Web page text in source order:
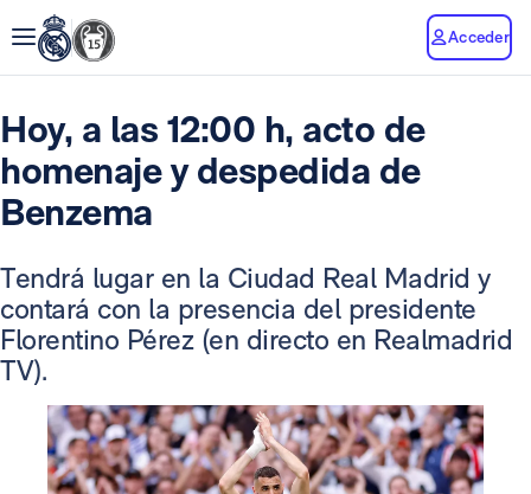
Acceder
Hoy, a las 12:00 h, acto de
homenaje y despedida de
Benzema
Tendrá lugar en la Ciudad Real Madrid y
contará con la presencia del presidente
Florentino Pérez (en directo en Realmadrid
TV).